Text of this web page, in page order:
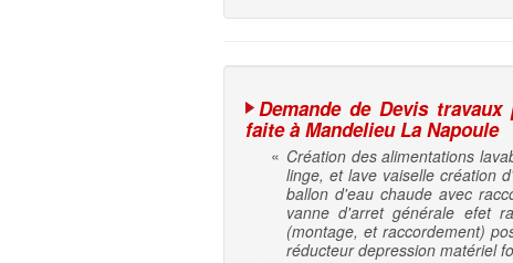
Demande de Devis
faite à Mandelieu La Napoule
« Création des alimentations
linge, et lave vaiselle création
ballon d'eau chaude avec
vanne d'arret générale efet
(montage, et raccordement)
réducteur depression matériel